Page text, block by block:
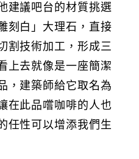
建議吧台的材質挑選
刻白」大理石，直接
割技術加工，形成三
上去就像是一座簡潔
，建築師給它取名為
在此品嚐咖啡的人也
任性可以增添我們生